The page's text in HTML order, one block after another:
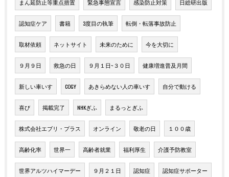
まん延防止等重点措置 緊急事態宣言 感染防止対策 日総研出版
認知症ケア 書籍 3度目の執筆 転倒・転落事故防止
取材依頼 ネットサイト 未来のために 今を大切に
９月９日 救急の日 ９月１日~３０日 健康増進普及月間
新しい車いす COGY あきらめない人の車いす 自分で動ける
喜び 掲載完了 NHKぎふ まるっとぎふ
株式会社エブリ・プラス オンライン 敬老の日 １００歳
高齢化率 世界一 高齢者就業 福利厚生 介護予防教室
世界アルツハイマーデー ９月２１日 認知症 認知症サポーター